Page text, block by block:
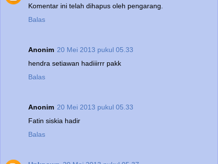
Komentar ini telah dihapus oleh pengarang.
Balas
Anonim 20 Mei 2013 pukul 05.33
hendra setiawan hadiiirrr pakk
Balas
Anonim 20 Mei 2013 pukul 05.33
Fatin siskia hadir
Balas